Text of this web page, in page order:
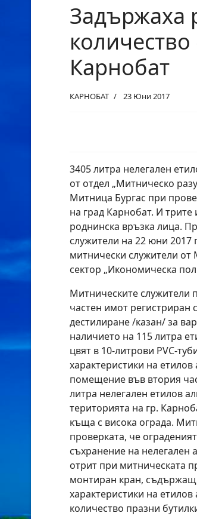
Задържаха
Карнобат
КАРНОБАТ 23 Юни 2017
3405 литра нелегален
от отдел „Митническо
Митница Бургас при
на град Карнобат. И
роднинска връзка лица.
служители на 22 юни 2017
митнически служители от
сектор „Икономическа
Митническите служители
частен имот регистриран
дестилиране /казан/ за
наличието на 115 литра
цвят в 10-литрови PVC-
характеристики на етилов
помещение във втория
литра нелегален етилов
територията на гр.
къща с висока ограда.
проверката, че
съхранение на нелегален
отрит при митническата
монтиран кран, съдържащ
характеристики на
количество празни